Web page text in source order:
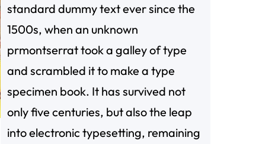
standard dummy text ever since the
1500s, when an unknown
prmontserrat took a galley of type
and scrambled it to make a type
specimen book. It has survived not
only five centuries, but also the leap
into electronic typesetting, remaining